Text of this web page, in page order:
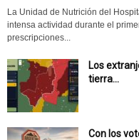
La Unidad de Nutrición del
intensa actividad durante el
prescripciones...
Los
tierra...
Con los